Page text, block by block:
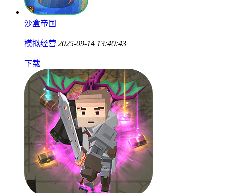
沙盒帝国
模拟经营|2025-09-14 13:40:43
下载